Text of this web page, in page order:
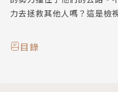
力去拯救其他人嗎？這是檢
目錄